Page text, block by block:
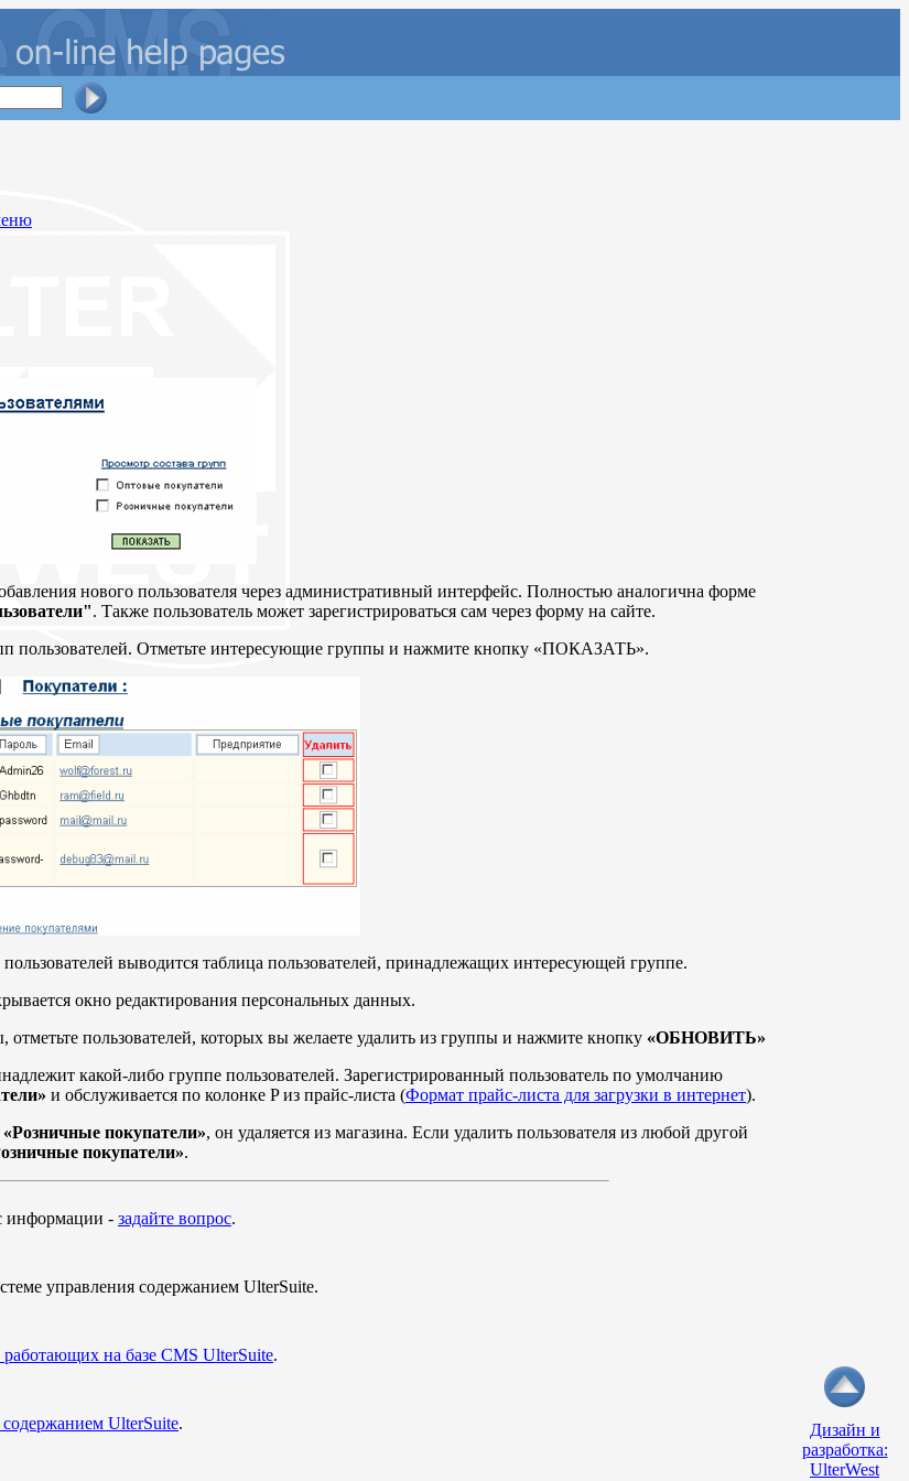
нового пользователя через административный интерфейс. Полностью аналогична форме
. Также пользователь может зарегистрироваться сам через форму на сайте.
пользователей. Отметьте интересующие группы и нажмите кнопку «ПОКАЗАТЬ».
выводится таблица пользователей, принадлежащих интересующей группе.
окно редактирования персональных данных.
отметьте пользователей, которых вы желаете удалить из группы и нажмите кнопку «ОБНОВИТЬ»
какой-либо группе пользователей. Зарегистрированный пользователь по умолчанию
и обслуживается по колонке P из прайс-листа (Формат прайс-листа для загрузки в интернет).
«Розничные покупатели», он удаляется из магазина. Если удалить пользователя из любой другой
покупатели».
информации - задайте вопрос.
управления содержанием UlterSuite.
работающих на базе CMS UlterSuite.
содержанием UlterSuite.
Дизайн и
разработка:
UlterWest